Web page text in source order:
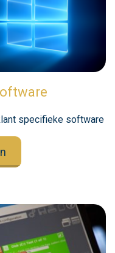
specifieke software